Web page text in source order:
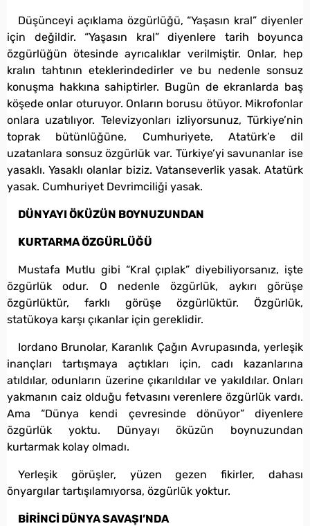
Düşünceyi açıklama özgürlüğü, “Yaşasın kral” diyenler
için değildir. “Yaşasın kral” diyenlere tarih boyunca
özgürlüğün ötesinde ayrıcalıklar verilmiştir. Onlar, hep
kralın tahtının eteklerindedirler ve bu nedenle sonsuz
konuşma hakkına sahiptirler. Bugün de ekranlarda baş
köşede onlar oturuyor. Onların borusu ötüyor. Mikrofonlar
onlara uzatılıyor. Televizyonları izliyorsunuz, Türkiye’nin
toprak bütünlüğüne, Cumhuriyete, Atatürk’e dil
uzatanlara sonsuz özgürlük var. Türkiye’yi savunanlar ise
yasaklı. Yasaklı olanlar biziz. Vatanseverlik yasak. Atatürk
yasak. Cumhuriyet Devrimciliği yasak.
DÜNYAYI ÖKÜZÜN BOYNUZUNDAN
KURTARMA ÖZGÜRLÜĞÜ
Mustafa Mutlu gibi “Kral çıplak” diyebiliyorsanız, işte
özgürlük odur. O nedenle özgürlük, aykırı görüşe
özgürlüktür, farklı görüşe özgürlüktür. Özgürlük,
statükoya karşı çıkanlar için gereklidir.
Iordano Brunolar, Karanlık Çağın Avrupasında, yerleşik
inançları tartışmaya açtıkları için, cadı kazanlarına
atıldılar, odunların üzerine çıkarıldılar ve yakıldılar. Onları
yakmanın caiz olduğu fetvasını verenlere özgürlük vardı.
Ama “Dünya kendi çevresinde dönüyor” diyenlere
özgürlük yoktu. Dünyayı öküzün boynuzundan
kurtarmak kolay olmadı.
Yerleşik görüşler, yüzen gezen fikirler, dahası
önyargılar tartışılamıyorsa, özgürlük yoktur.
BİRİNCİ DÜNYA SAVAŞI’NDA